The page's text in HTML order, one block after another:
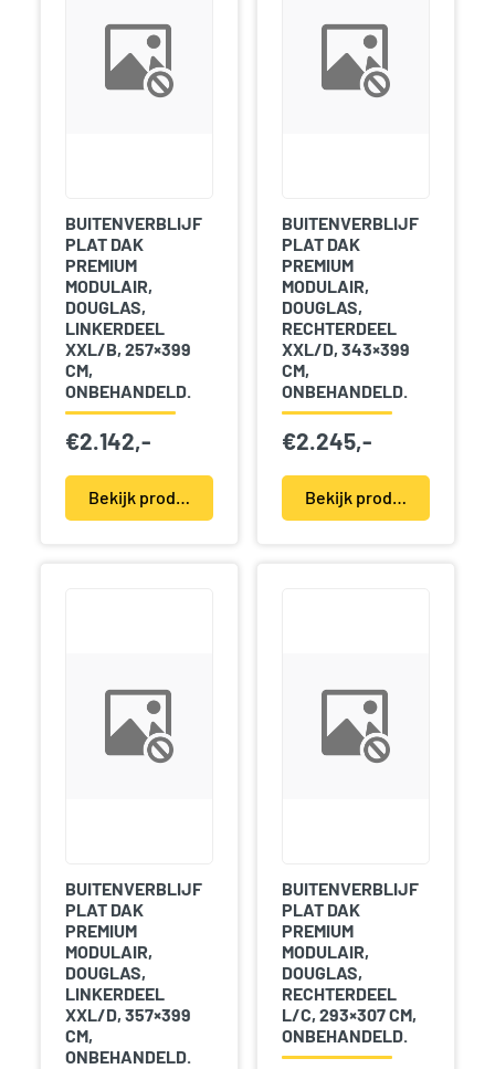
BUITENVERBLIJF
PLAT DAK
PREMIUM
MODULAIR,
DOUGLAS,
LINKERDEEL
XXL/B, 257×399
CM,
ONBEHANDELD.
€2.142,-
Bekijk product(en)
BUITENVERBLIJF
PLAT DAK
PREMIUM
MODULAIR,
DOUGLAS,
RECHTERDEEL
XXL/D, 343×399
CM,
ONBEHANDELD.
€2.245,-
Bekijk product(en)
BUITENVERBLIJF
PLAT DAK
PREMIUM
MODULAIR,
DOUGLAS,
LINKERDEEL
XXL/D, 357×399
CM,
ONBEHANDELD.
BUITENVERBLIJF
PLAT DAK
PREMIUM
MODULAIR,
DOUGLAS,
RECHTERDEEL
L/C, 293×307 CM,
ONBEHANDELD.